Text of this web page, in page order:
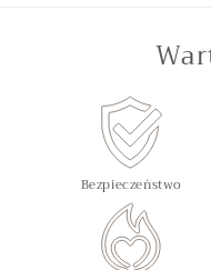
Bezpieczeństwo